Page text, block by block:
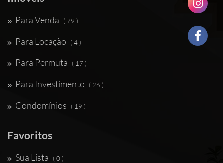
Para Venda ( 79 )
Para Locação ( 4 )
Para Permuta ( 17 )
Para Investimento ( 26 )
Condomínios ( 19 )
Favoritos
Sua Lista ( 0 )